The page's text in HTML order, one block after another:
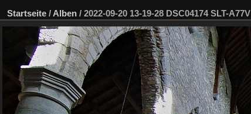
Startseite / Alben / 2022-09-20 13-19-28 DSC04174 SLT-A77V